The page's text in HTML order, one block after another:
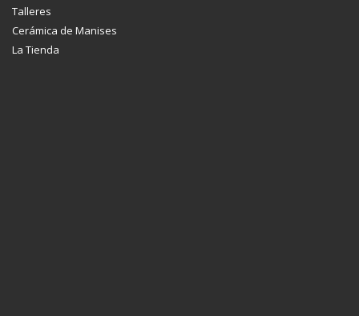
Talleres
Cerámica de Manises
La Tienda